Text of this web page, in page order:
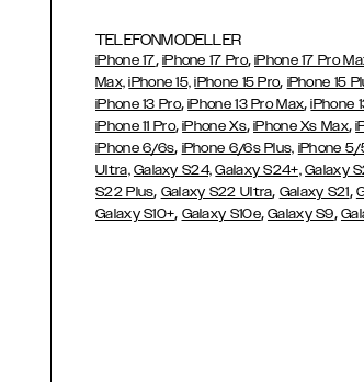
TELEFONMODELLER
iPhone 17, iPhone 17 Pro,iPhone 17 Pro
Max, iPhone 15, iPhone 15 Pro, iPhone 15
iPhone 13 Pro,iPhone 13 Pro Max,iPhone
iPhone 11 Pro,iPhone Xs,iPhone Xs Max,
iPhone 6/6s, iPhone 6/6s Plus, iPhone
Ultra, Galaxy S24, Galaxy S24+, Galaxy
S22 Plus, Galaxy S22 Ultra, Galaxy S21,
Galaxy S10+, Galaxy S10e,Galaxy S9,